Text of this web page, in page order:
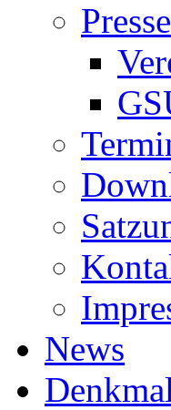
News